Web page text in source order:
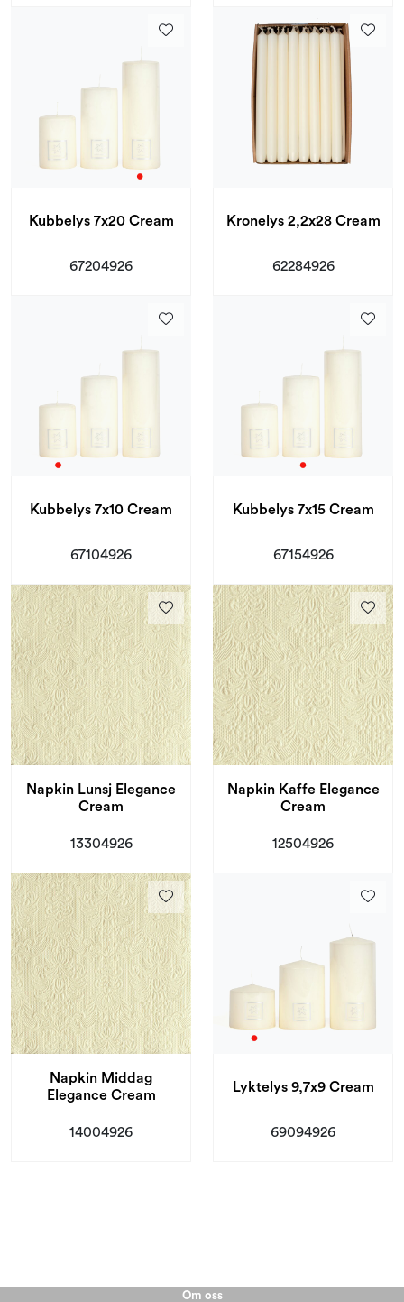
Kubbelys 7x20 Cream
67204926
Kronelys 2,2x28 Cream
62284926
Kubbelys 7x10 Cream
67104926
Kubbelys 7x15 Cream
67154926
Napkin Lunsj Elegance
Cream
13304926
Napkin Kaffe Elegance
Cream
12504926
Napkin Middag
Elegance Cream
14004926
Lyktelys 9,7x9 Cream
69094926
Om oss